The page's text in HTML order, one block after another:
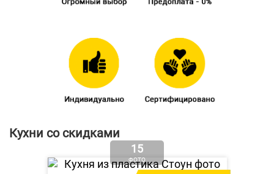
Кухни со скидками
15
ФОТО